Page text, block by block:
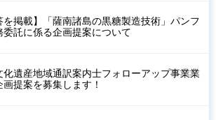
を掲載】「薩南諸島の黒糖製造技術」パンフ
委託に係る企画提案について
化遺産地域通訳案内士フォローアップ事業業
提案を募集します！